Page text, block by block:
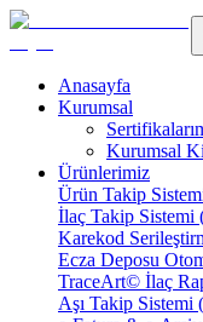
Anasayfa
Kurumsal
Kurumsal
Ürünlerimiz
Ürün Takip
İlaç Takip Sistemi
Karekod
Ecza Deposu
TraceArt© İlaç
Aşı Takip Sistemi